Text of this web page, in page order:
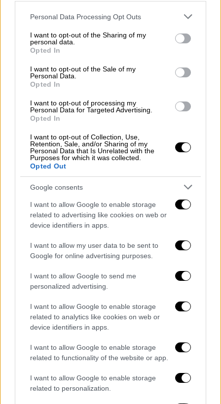
Please note that this website/app uses one or more Google
not limited to your visit or usage behaviour. You may click to
grant or deny consent to Google and its third-party tags to
use your data for below specified purposes in below Google
consent section.
Personal Data Processing Opt Outs
I want to opt-out of the Sharing of my
personal data.
Opted In
I want to opt-out of the Sale of my
Personal Data.
Opted In
I want to opt-out of processing my
Personal Data for Targeted Advertising.
Opted In
I want to opt-out of Collection, Use,
Retention, Sale, and/or Sharing of my
Personal Data that Is Unrelated with the
Purposes for which it was collected.
Opted Out
Google consents
I want to allow Google to enable storage
related to advertising like cookies on web or
device identifiers in apps.
I want to allow my user data to be sent to
Google for online advertising purposes.
I want to allow Google to send me
personalized advertising.
I want to allow Google to enable storage
related to analytics like cookies on web or
device identifiers in apps.
I want to allow Google to enable storage
related to functionality of the website or app.
I want to allow Google to enable storage
related to personalization.
«ελληνοποιήσεων» εισαγόμενων
αμνοεριφίων και αυγών, κατά την περίοδο
του Πάσχα.
Κατόπιν ελέγχων που διενήργησε
κλιμάκιο
της Γενικής Διεύθυνσης Σ.Δ.Ο.Ε.
σε φορτηγά
οχήματα στο οδικό δίκτυο της χώρας, χθες
6/4/2023, εντοπίστηκεφορτηγό όχημα με
φορτίο 302.400 αυγών, τα οποία επρόκειτο
ελληνική αγορά, εν όψει του Πάσχα, ωστόσο
η συντριπτική πλειοψηφία αυτών δεν έφερε
την απαραίτητη σήμανση. Κατόπιν άμεσου
συντονισμού που επετεύχθη μέσω της
προαναφερόμενης Ομάδας Εργασίας του
ΥΠ.Α.Α.Τ., των συναρμόδιων Υπηρεσιών (
νση Κτηνιατρικής Δημόσιας Υγείας του
ΥΠ.Α.Α.Τ, Σ.Δ.Ο.Ε., ΕΛ.ΑΣ.
δέσμευση του φορτίουαπό την Κτηνιατρική
Υπηρεσία Νομού Βοιωτίας και εν συνεχεία,
το φορτίο μεταφέρθηκε σε φυλασσόμενο
χώρο, προκειμένου να διενεργηθεί
ιχνηλασιμότηταςτου φορτίου που έφερε
ελλιπή σήμανση, από τις αρμόδιες Υπηρεσίες
του υπουργείου Αγροτικής Ανάπτυξης &
Τροφίμων.
προέλευση τη Βουλγαρία και η διοχέτευσή
τους στην Ελληνική αγορά θα λάμβανε χώρα